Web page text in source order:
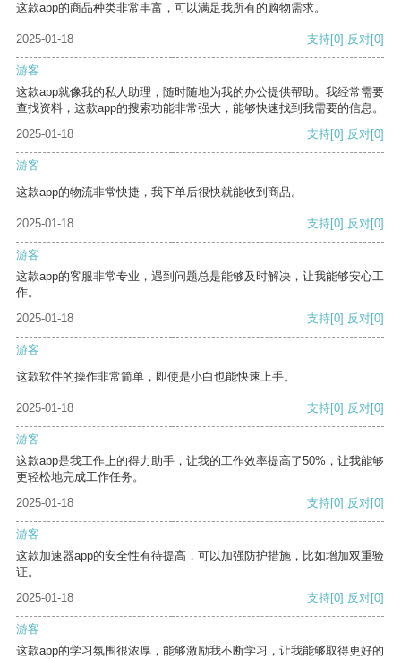
这款app的商品种类非常丰富，可以满足我所有的购物需求。
2025-01-18 支持[0] 反对[0]
游客
这款app就像我的私人助理，随时随地为我的办公提供帮助。我经常需要
查找资料，这款app的搜索功能非常强大，能够快速找到我需要的信息。
2025-01-18
支持[0] 反对[0]
游客
这款app的物流非常快捷，我下单后很快就能收到商品。
2025-01-18 支持[0] 反对[0]
游客
这款app的客服非常专业，遇到问题总是能够及时解决，让我能够安心工
作。
2025-01-18
支持[0] 反对[0]
游客
这款软件的操作非常简单，即使是小白也能快速上手。
2025-01-18 支持[0] 反对[0]
游客
这款app是我工作上的得力助手，让我的工作效率提高了50%，让我能够
更轻松地完成工作任务。
2025-01-18
支持[0] 反对[0]
游客
这款加速器app的安全性有待提高，可以加强防护措施，比如增加双重验
证。
2025-01-18
支持[0] 反对[0]
游客
这款app的学习氛围很浓厚，能够激励我不断学习，让我能够取得更好的